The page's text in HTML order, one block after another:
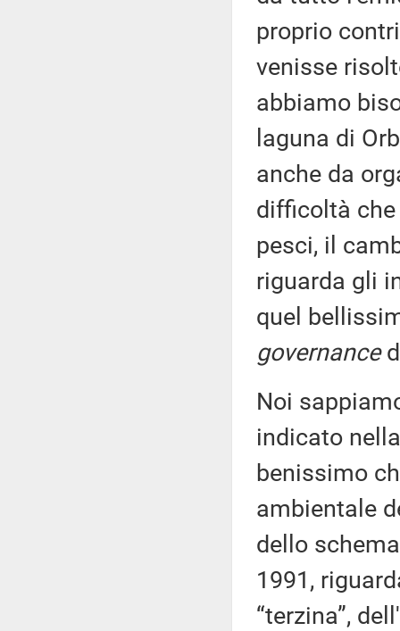
proprio
venisse
abbiamo
laguna di
anche da
difficoltà
pesci, il
riguarda gli
quel
governance
Noi
indicato
benissimo
ambientale
dello
1991,
“terzina”,